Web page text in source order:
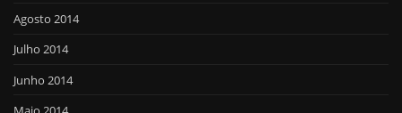
Agosto 2014
Julho 2014
Junho 2014